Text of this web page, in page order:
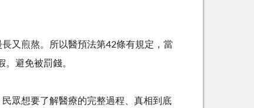
又煎熬。所以醫預法第42條有規定，當
避免被罰錢。
眾想要了解醫療的完整過程、真相到底